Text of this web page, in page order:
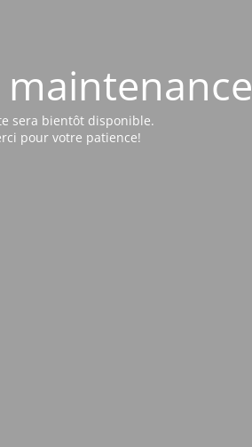
maintenance
sera bientôt disponible.
pour votre patience!